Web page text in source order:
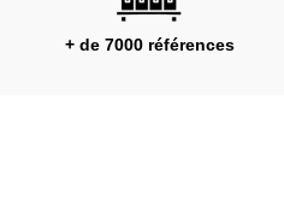
+ de 7000 références